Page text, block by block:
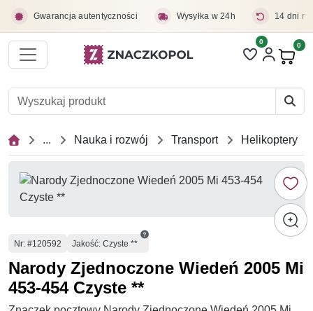
Gwarancja autentyczności Wysyłka w 24h 14 dni
Liczba pozycji
0 0
... Nauka i rozwój Transport Helikoptery
Numer
Nr: #120592 Jakość: Czyste **
Narody Zjednoczone Wiedeń 2005 Mi
453-454 Czyste **